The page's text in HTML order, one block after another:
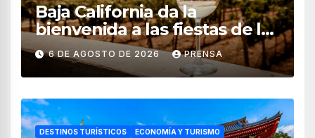
Baja California da la
bienvenida a las fiestas de la
vendimia 2026
6 DE AGOSTO DE 2026 PRENSA
DESTINOS TURÍSTICOS ECONOMÍA Y TURISMO